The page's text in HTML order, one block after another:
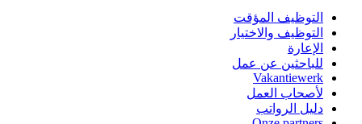
التوظيف المؤقت
التوظيف والاختيار
الإعارة
للباحثين عن عمل
Vakantiewerk
لأصحاب العمل
دليل الرواتب